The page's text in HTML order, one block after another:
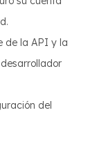
de la API y la
del